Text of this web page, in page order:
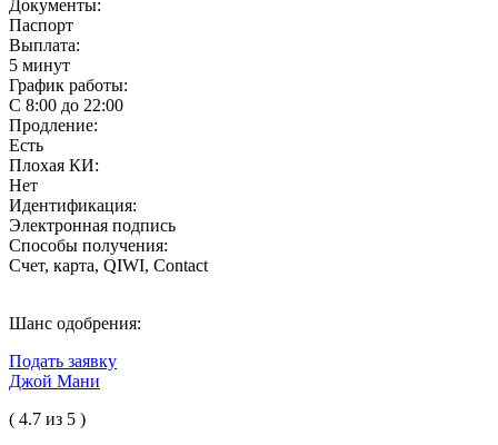
Документы:
Паспорт
Выплата:
5 минут
График работы:
С 8:00 до 22:00
Продление:
Есть
Плохая КИ:
Нет
Идентификация:
Электронная подпись
Способы получения:
Счет, карта, QIWI, Contact
Шанс одобрения:
Подать заявку
Джой Мани
( 4.7 из 5 )